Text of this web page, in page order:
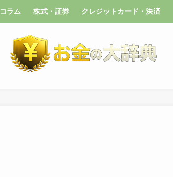
コラム 株式・証券 クレジットカード・決済